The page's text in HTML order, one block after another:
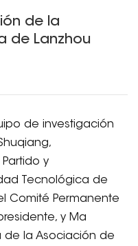
de la
de Lanzhou
de investigación
y
Tecnológica de
Comité Permanente
y Ma
de la Asociación de